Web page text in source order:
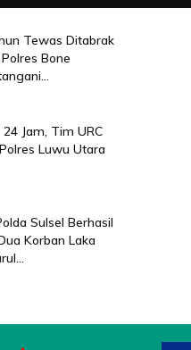
Tewas Ditabrak
Bone
Jam, Tim URC
Luwu Utara
Sulsel Berhasil
Korban Laka